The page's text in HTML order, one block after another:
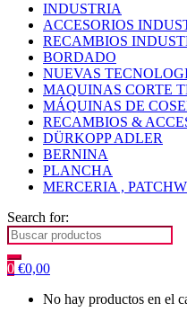
INDUSTRIA
ACCESORIOS
RECAMBIOS
BORDADO
NUEVAS
MAQUINAS CORTE
MÁQUINAS DE
RECAMBIOS &
DÜRKOPP ADLER
BERNINA
PLANCHA
MERCERIA ,
Search for:
0 €0,00
No hay productos en el